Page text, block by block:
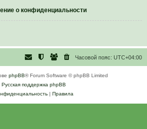
о конфиденциальности
Часовой пояс: UTC+04:00
phpBB® Forum Software © phpBB Limited
Русская поддержка phpBB
| Правила